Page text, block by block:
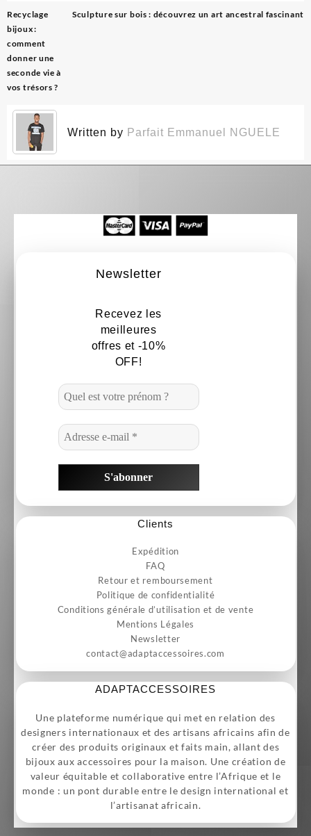
Navigation
de
l’article
Recyclage
bijoux :
comment
donner une
seconde vie à
vos trésors ?
Sculpture sur bois : découvrez un art ancestral fascinant
Written by Parfait Emmanuel NGUELE
Newsletter
Recevez les
meilleures
offres et -10%
OFF!
Clients
Expédition
FAQ
Retour et remboursement
Politique de confidentialité
Conditions générale d’utilisation et de vente
Mentions Légales
Newsletter
contact@adaptaccessoires.com
ADAPTACCESSOIRES
Une plateforme numérique qui met en relation des
designers internationaux et des artisans africains afin de
créer des produits originaux et faits main, allant des
bijoux aux accessoires pour la maison. Une création de
valeur équitable et collaborative entre l’Afrique et le
monde : un pont durable entre le design international et
l’artisanat africain.